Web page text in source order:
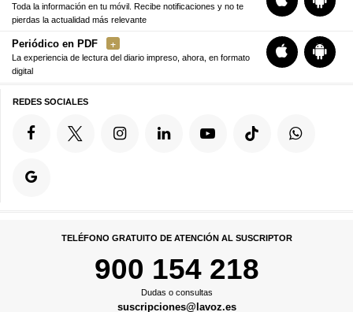
Toda la información en tu móvil. Recibe notificaciones y no te
pierdas la actualidad más relevante
Periódico en PDF
La experiencia de lectura del diario impreso, ahora, en formato
digital
REDES SOCIALES
TELÉFONO GRATUITO DE ATENCIÓN AL SUSCRIPTOR
900 154 218
Dudas o consultas
suscripciones@lavoz.es